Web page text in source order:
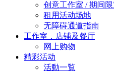
创意工作室 / 期间
租用活动场地
无障碍通道指南
工作室，店铺及餐厅
网上购物
精彩活动
活動一覧